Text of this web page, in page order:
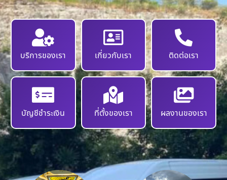
บริการของเรา เกี่ยวกับเรา ติดต่อเรา
บัญชีชำระเงิน ที่ตั้งของเรา ผลงานของเรา